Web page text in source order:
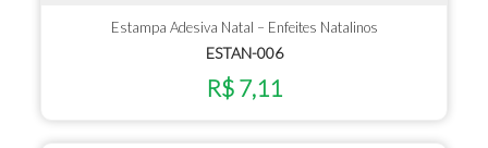
Estampa Adesiva Natal – Enfeites Natalinos
ESTAN-006
R$ 7,11